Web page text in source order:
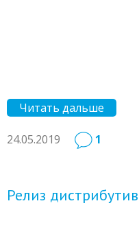
Читать дальше
24.05.2019 1
Релиз